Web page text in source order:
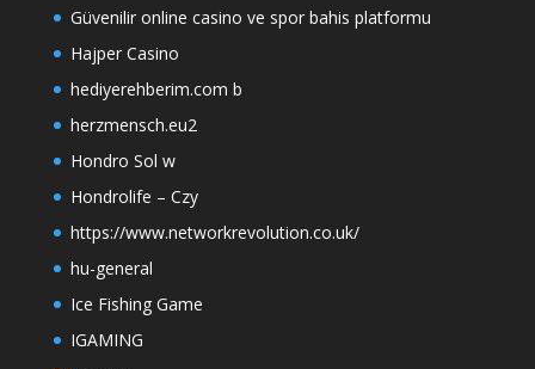
Güvenilir online casino ve spor bahis platformu
Hajper Casino
hediyerehberim.com b
herzmensch.eu2
Hondro Sol w
Hondrolife – Czy
https://www.networkrevolution.co.uk/
hu-general
Ice Fishing Game
IGAMING